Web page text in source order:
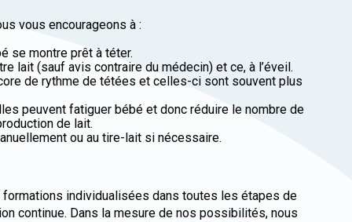
vous encourageons à :
se montre prêt à téter.
lait (sauf avis contraire du médecin) et ce, à l’éveil.
de rythme de tétées et celles-ci sont souvent plus
peuvent fatiguer bébé et donc réduire le nombre de
de lait.
ou au tire-lait si nécessaire.
individualisées dans toutes les étapes de
continue. Dans la mesure de nos possibilités, nous